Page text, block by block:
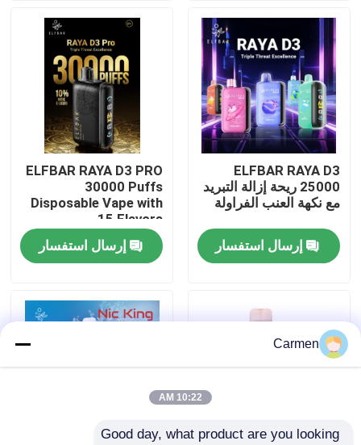
أشرطة فيديو
حول بنا
جولة في المعمل
ضبط الجودة
طلب اقتباس
ELFBAR الـ Vape
ELFBAR RAYA D3
25000 ريحة إزالة التبريد
مع نكهة العنب الفراولة
إرسال استفسار
ELFBAR RAYA D3 PRO
30000 Puffs
Disposable Vape with
15 Flavors
إرسال استفسار
Carmen
10:22 AM
Good day, what product are you looking